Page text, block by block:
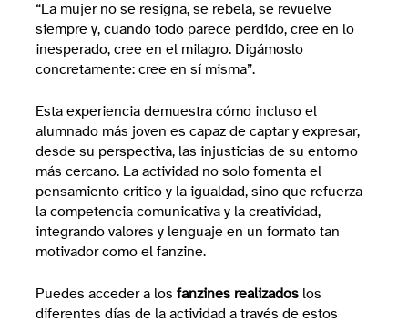
“La mujer no se resigna, se rebela, se revuelve
siempre y, cuando todo parece perdido, cree en lo
inesperado, cree en el milagro. Digámoslo
concretamente: cree en sí misma”.
Esta experiencia demuestra cómo incluso el
alumnado más joven es capaz de captar y expresar,
desde su perspectiva, las injusticias de su entorno
más cercano. La actividad no solo fomenta el
pensamiento crítico y la igualdad, sino que refuerza
la competencia comunicativa y la creatividad,
integrando valores y lenguaje en un formato tan
motivador como el fanzine.
Puedes acceder a los fanzines realizados los
diferentes días de la actividad a través de estos